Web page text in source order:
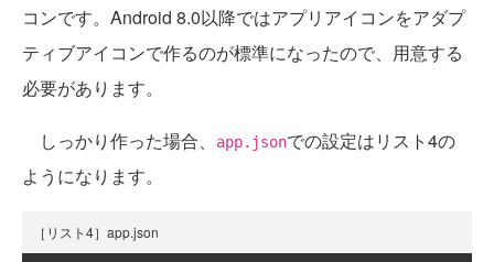
コンです。Android 8.0以降ではアプリアイコンをアダプ
ティブアイコンで作るのが標準になったので、用意する
必要があります。
しっかり作った場合、 app.jsonでの設定はリスト4の
ようになります。
［リスト4］app.json